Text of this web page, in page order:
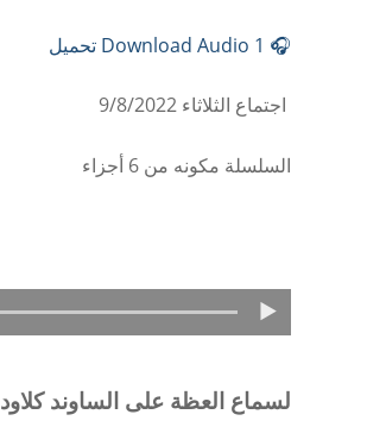
🎧 Download Audio 1 تحميل
اجتماع الثلاثاء 9/8/2022
السلسلة مكونه من 6 أجزاء
لسماع العظة على الساوند كلاود